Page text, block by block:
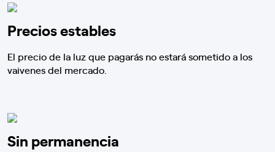
Precios estables
El precio de la luz que pagarás no estará sometido a los
vaivenes del mercado.
Sin permanencia